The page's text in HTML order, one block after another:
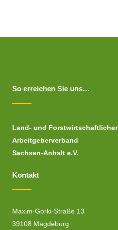
So erreichen Sie uns…
Land- und Forstwirtschaftlicher
Arbeitgeberverband
Sachsen-Anhalt e.V.
Kontakt
Maxim-Gorki-Straße 13
39108 Magdeburg